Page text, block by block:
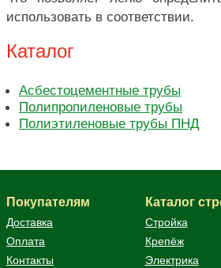
использовать в соответствии.
Каталог
Асбестоцементные трубы
Полипропиленовые трубы
Полиэтиленовые трубы ПНД
Покупателям
Доставка
Оплата
Контакты
Каталог
Стройка
Крепёж
Электрика